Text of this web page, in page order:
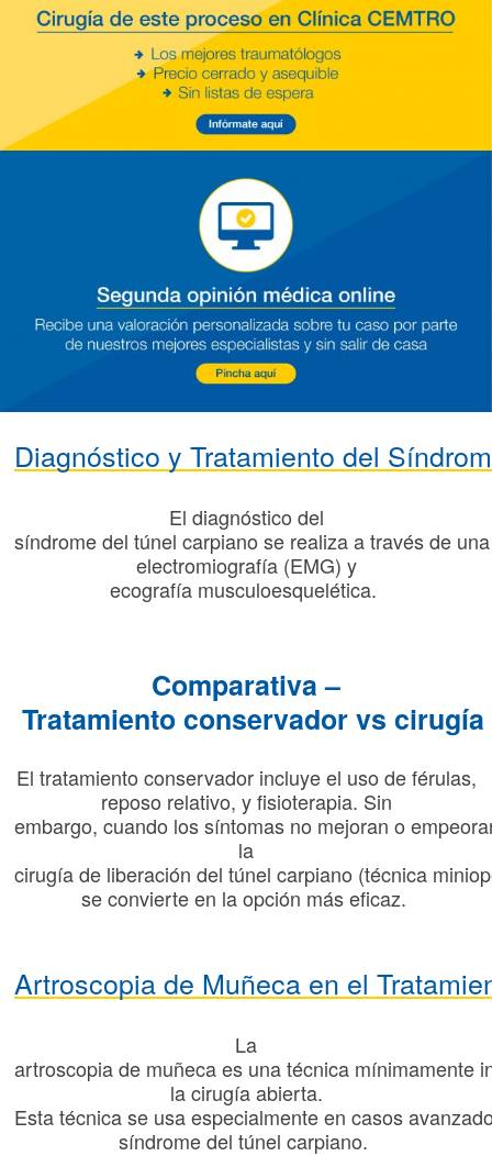
Diagnóstico y Tratamiento del
El diagnóstico del
síndrome del túnel carpiano se realiza a través de una
electromiografía (EMG) y
ecografía musculoesquelética.
Comparativa–
Tratamiento conservadorvscirugía
El tratamiento conservador incluye el uso deférulas,
reposo relativo, yfisioterapia. Sin
embargo, cuando los síntomas no mejoran o
la
cirugía de liberación del túnel carpiano (técnica
se convierte en la opción más eficaz.
Artroscopia de Muñeca en el
La
artroscopia de muñecaes una técnica mínimamente
la cirugía abierta.
Esta técnica se usa especialmente en casos
síndromedel túnel carpiano.